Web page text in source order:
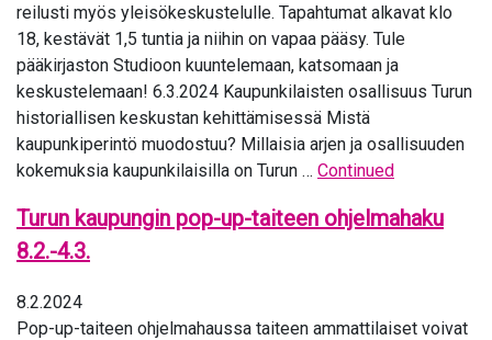
reilusti myös yleisökeskustelulle. Tapahtumat alkavat klo
18, kestävät 1,5 tuntia ja niihin on vapaa pääsy. Tule
pääkirjaston Studioon kuuntelemaan, katsomaan ja
keskustelemaan! 6.3.2024 Kaupunkilaisten osallisuus Turun
historiallisen keskustan kehittämisessä Mistä
kaupunkiperintö muodostuu? Millaisia arjen ja osallisuuden
kokemuksia kaupunkilaisilla on Turun … Continued
Turun kaupungin pop-up-taiteen ohjelmahaku
8.2.-4.3.
8.2.2024
Pop-up-taiteen ohjelmahaussa taiteen ammattilaiset voivat